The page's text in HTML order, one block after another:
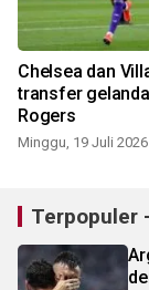
Chelsea dan
transfer
Rogers
Minggu, 19 Juli 2026
Terpopuler